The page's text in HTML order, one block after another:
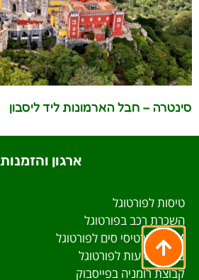
סינטרה – חבל הארמונות ליד ליסבון
ארגון והזמנות
טיסות לפורטוגל
השכרת רכב בפורטוגל
eSIM וכרטיסי סים לפורטוגל
ביטוח נסיעות לפורטוגל
קבוצת רומניה בפייסבוק